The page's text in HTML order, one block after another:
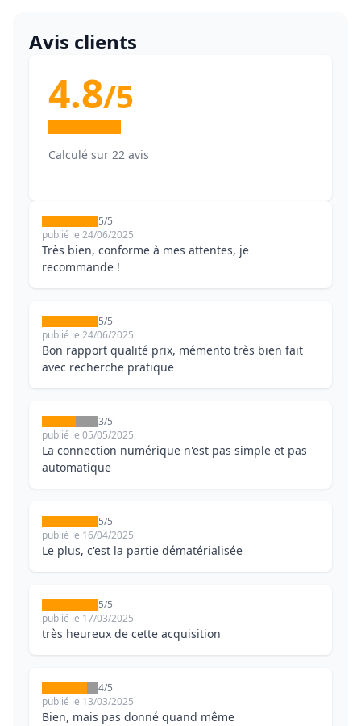
Avis clients
4.8/5
Calculé sur 22 avis
5/5
publié le 24/06/2025
Très bien, conforme à mes attentes, je
recommande !
5/5
publié le 24/06/2025
Bon rapport qualité prix, mémento très bien fait
avec recherche pratique
3/5
publié le 05/05/2025
La connection numérique n'est pas simple et pas
automatique
5/5
publié le 16/04/2025
Le plus, c'est la partie dématérialisée
5/5
publié le 17/03/2025
très heureux de cette acquisition
4/5
publié le 13/03/2025
Bien, mais pas donné quand même